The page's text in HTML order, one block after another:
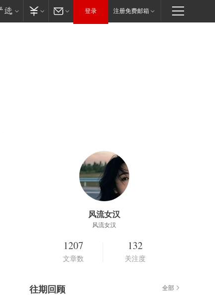
登录 注册免费邮箱
风流女汉
风流女汉
1207
文章数
132
关注度
往期回顾 全部